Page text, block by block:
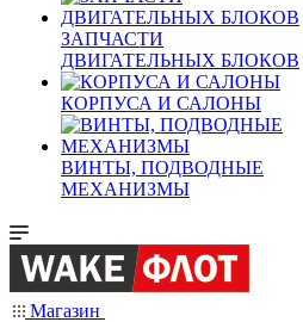
ЗАПЧАСТИ
ДВИГАТЕЛЬНЫХ БЛОКОВ
КОРПУСА И САЛОНЫ
ВИНТЫ, ПОДВОДНЫЕ
МЕХАНИЗМЫ
Магазин